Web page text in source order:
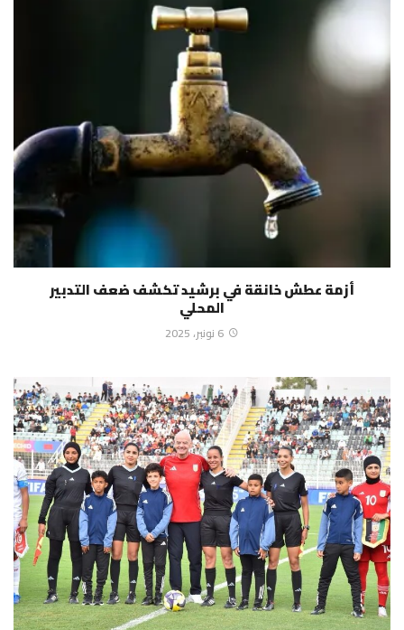
أزمة عطش خانقة في برشيد تكشف ضعف التدبير
المحلي
6 نونبر، 2025